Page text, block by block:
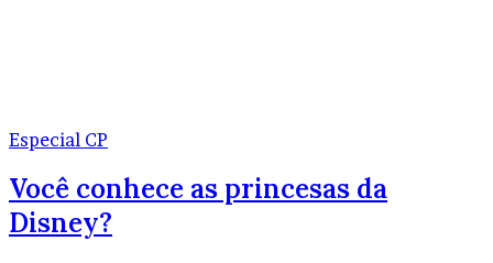
Especial CP
Você conhece as princesas da
Disney?